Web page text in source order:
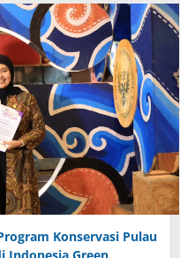
Konservasi Pulau